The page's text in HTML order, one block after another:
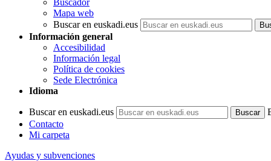
Buscador
Mapa web
Buscar en euskadi.eus
Información general
Accesibilidad
Información legal
Política de cookies
Sede Electrónica
Idioma
Buscar en euskadi.eus
Contacto
Mi carpeta
Ayudas y subvenciones